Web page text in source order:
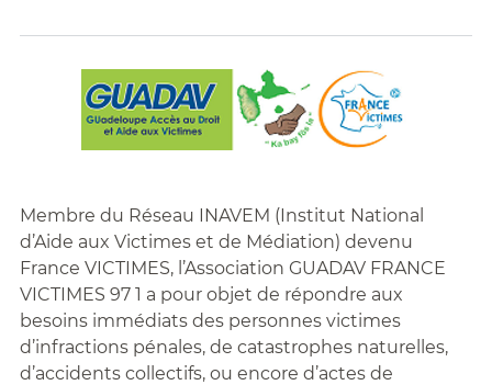
Membre du Réseau INAVEM (Institut National
d’Aide aux Victimes et de Médiation) devenu
France VICTIMES, l’Association GUADAV FRANCE
VICTIMES 97 1 a pour objet de répondre aux
besoins immédiats des personnes victimes
d’infractions pénales, de catastrophes naturelles,
d’accidents collectifs, ou encore d’actes de